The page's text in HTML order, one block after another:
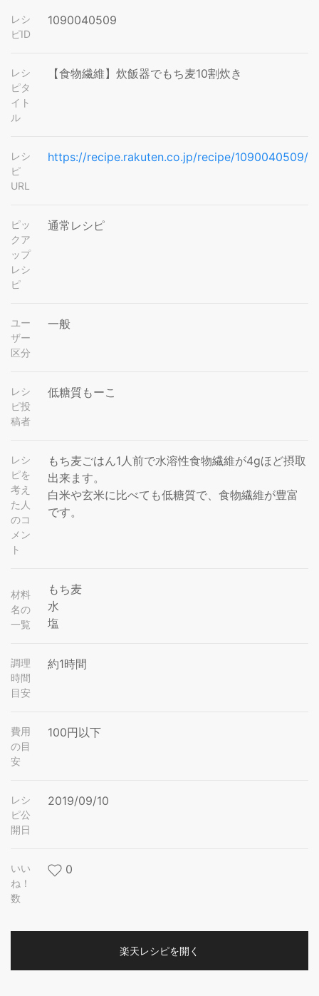
レシ
ピID
1090040509
レシ
ピタ
イト
ル
【食物繊維】炊飯器でもち麦10割炊き
レシ
ピ
URL
https://recipe.rakuten.co.jp/recipe/1090040509/
ピッ
クア
ップ
レシ
ピ
通常レシピ
ユー
ザー
区分
一般
レシ
ピ投
稿者
低糖質もーこ
レシ
ピを
考え
た人
のコ
メン
ト
もち麦ごはん1人前で水溶性食物繊維が4gほど摂取
出来ます。
白米や玄米に比べても低糖質で、食物繊維が豊富
です。
材料
名の
一覧
もち麦
水
塩
調理
時間
目安
約1時間
費用
の目
安
100円以下
レシ
ピ公
開日
2019/09/10
いい
ね！
数
0
楽天レシピを開く